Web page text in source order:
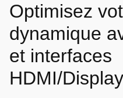
Optimisez
dynamique
et interfaces
HDMI/